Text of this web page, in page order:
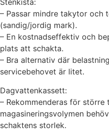
Stenkista:
– Passar mindre takytor
(sandig/jordig mark).
– En kostnadseffektiv och
plats att schakta.
– Bra alternativ där
servicebehovet är litet.
Dagvattenkassett:
– Rekommenderas för
magasineringsvolymen
schaktens storlek.